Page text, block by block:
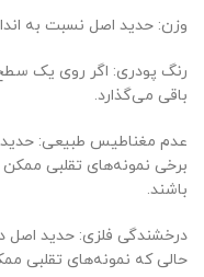
وزن: حدید اصل نسبت به
رنگ پودری: اگر روی یک
باقی می‌گذارد.
عدم مغناطیس طبیعی: حدید
برخی نمونه‌های تقلبی
باشند.
درخشندگی فلزی: حدید اصل
حالی که نمونه‌های تقلبی